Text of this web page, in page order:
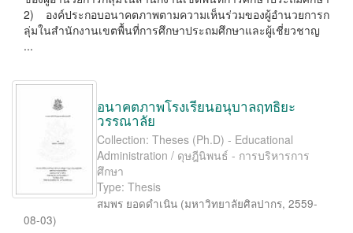
2) องค์ประกอบอนาคตภาพตามความเห็นร่วมของผู้อำนวยการก
ลุ่มในสำนักงานเขตพื้นที่การศึกษาประถมศึกษาและผู้เชี่ยวชาญ
...
อนาคตภาพโรงเรียนอนุบาลฤทธิยะ
วรรณาลัย
Collection: Theses (Ph.D) - Educational
Administration / ดุษฎีนิพนธ์ - การบริหารการ
ศึกษา
Type: Thesis
สมพร ยอดดำเนิน (มหาวิทยาลัยศิลปากร, 2559-
08-03)